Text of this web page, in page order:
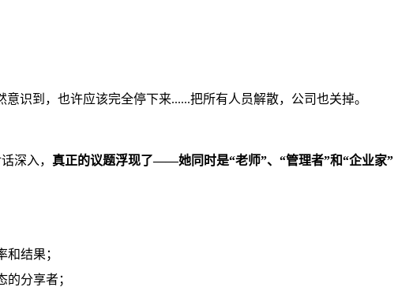
意识到，也许应该完全停下来......把所有人员解散，公司也关掉。
深入， 真正的议题浮现了——她同时是“老师”、 “管理者”和“企业家”
结果；
分享者；